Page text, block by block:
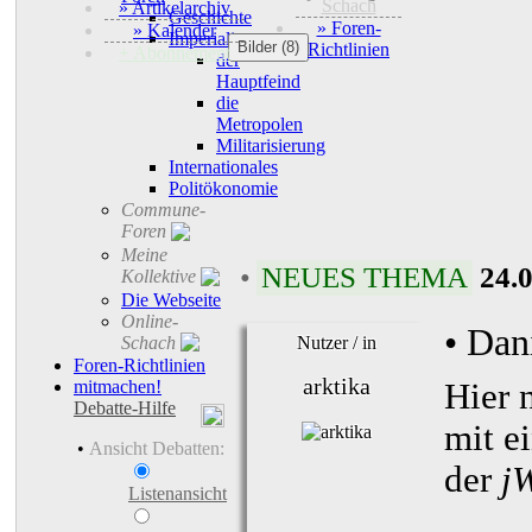
» Artikelarchiv
» Kalender
+ Abonnement
Schach
» Foren-
Richtlinien
Geschichte
Imperialismus
der
Hauptfeind
die
Metropolen
Militarisierung
Internationales
Politökonomie
Commune-
Foren
Meine
Kollektive
Die Webseite
Online-
Schach
Foren-Richtlinien
mitmachen!
Debatte-Hilfe
• Ansicht Debatten:
Listenansicht
Bilder (8)
• NEUES THEMA
Nutzer / in
arktika
•
Hier
mit
der